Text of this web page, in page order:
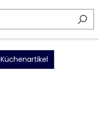
Küchenartikel